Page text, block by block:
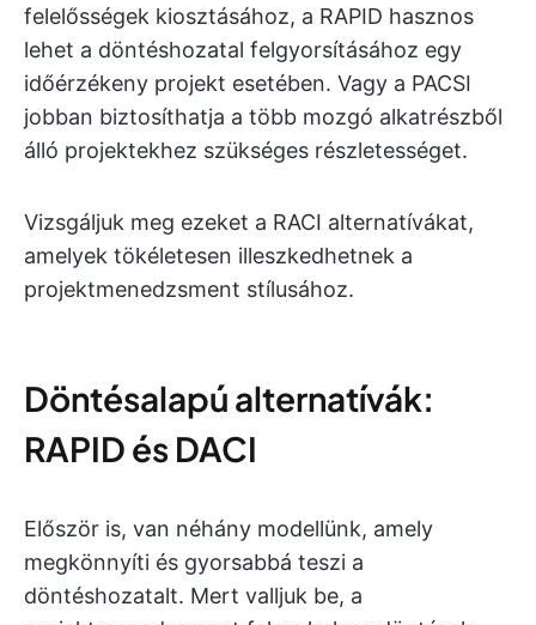
felelősségek kiosztásához, a RAPID hasznos
lehet a döntéshozatal felgyorsításához egy
időérzékeny projekt esetében. Vagy a PACSI
jobban biztosíthatja a több mozgó alkatrészből
álló projektekhez szükséges részletességet.
Vizsgáljuk meg ezeket a RACI alternatívákat,
amelyek tökéletesen illeszkedhetnek a
projektmenedzsment stílusához.
Döntésalapú alternatívák:
RAPID és DACI
Először is, van néhány modellünk, amely
megkönnyíti és gyorsabbá teszi a
döntéshozatalt. Mert valljuk be, a